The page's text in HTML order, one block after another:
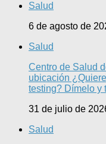
Salud
6 de agosto de
Salud
Centro de Salud
ubicación
testing? Dímelo y
31 de julio de
Salud